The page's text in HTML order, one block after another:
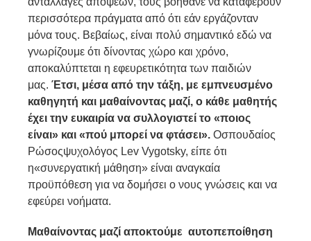
περισσότερα πράγματα από ότι εάν εργάζονταν
μόνα τους. Βεβαίως, είναι πολύ σημαντικό εδώ να
γνωρίζουμε ότι δίνοντας χώρο και χρόνο,
αποκαλύπτεται η εφευρετικότητα των παιδιών
μας. Έτσι, μέσα από την τάξη, με εμπνευσμένο
καθηγητή και μαθαίνοντας μαζί, ο κάθε μαθητής
έχει την ευκαιρία να συλλογιστεί το «ποιος
είναι» και «πού μπορεί να φτάσει». Οσπουδαίος
Ρώσοςψυχολόγος Lev Vygotsky, είπε ότι
η«συνεργατική μάθηση» είναι αναγκαία
προϋπόθεση για να δομήσει ο νους γνώσεις και να
εφεύρει νοήματα.
Μαθαίνοντας μαζί αποκτούμε αυτοπεποίθηση